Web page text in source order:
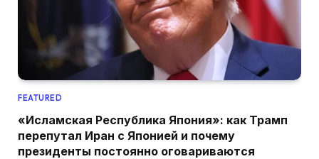
FEATURED
«Исламская Республика Япония»: как Трамп
перепутал Иран с Японией и почему
президенты постоянно оговариваются